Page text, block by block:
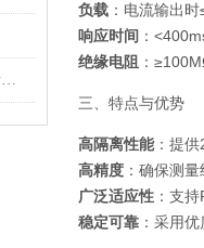
精准测量，智控电力——安科瑞测量型电流互感器助力能效管理升级
负载 ：电流输出
响应时间 ：
绝缘电阻 ：
三、特点与优势
高隔离性能：提供
高精度 ：确保测
广泛适应性 ：支
稳定可靠 ：采用